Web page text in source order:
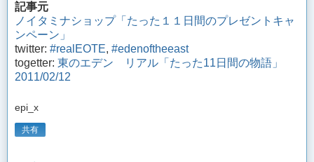
記事元
ノイタミナショップ「たった１１日間のプレゼントキャ
ンペーン」
twitter: #realEOTE, #edenoftheeast
togetter: 東のエデン リアル「たった11日間の物語」
2011/02/12
epi_x
共有